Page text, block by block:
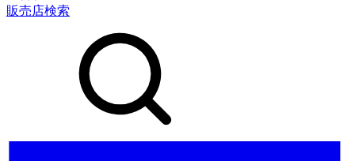
販売店検索